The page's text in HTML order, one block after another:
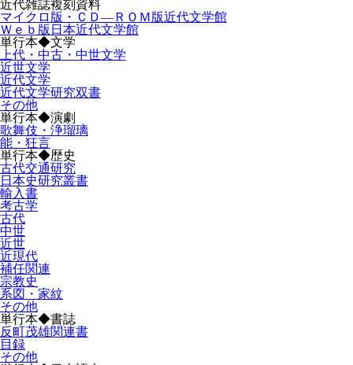
近代雑誌複刻資料
マイクロ版・ＣＤ―ＲＯＭ版近代文学館
Ｗｅｂ版日本近代文学館
単行本◆文学
上代・中古・中世文学
近世文学
近代文学
近代文学研究双書
その他
単行本◆演劇
歌舞伎・浄瑠璃
能・狂言
単行本◆歴史
古代交通研究
日本史研究叢書
輸入書
考古学
古代
中世
近世
近現代
補任関連
宗教史
系図・家紋
その他
単行本◆書誌
反町茂雄関連書
目録
その他